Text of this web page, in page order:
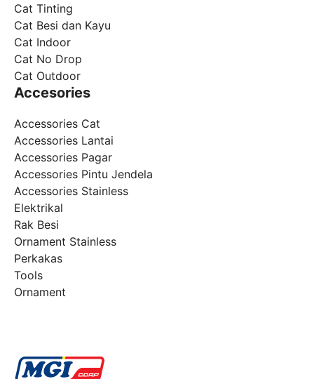
Cat Tinting
Cat Besi dan Kayu
Cat Indoor
Cat No Drop
Cat Outdoor
Accesories
Accessories Cat
Accessories Lantai
Accessories Pagar
Accessories Pintu Jendela
Accessories Stainless
Elektrikal
Rak Besi
Ornament Stainless
Perkakas
Tools
Ornament